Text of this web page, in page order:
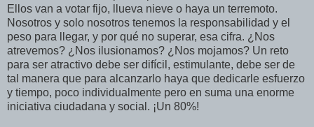
Ellos van a votar fijo, llueva nieve o haya un terremoto.
Nosotros y solo nosotros tenemos la responsabilidad y el
peso para llegar, y por qué no superar, esa cifra. ¿Nos
atrevemos? ¿Nos ilusionamos? ¿Nos mojamos? Un reto
para ser atractivo debe ser difícil, estimulante, debe ser de
tal manera que para alcanzarlo haya que dedicarle esfuerzo
y tiempo, poco individualmente pero en suma una enorme
iniciativa ciudadana y social. ¡Un 80%!